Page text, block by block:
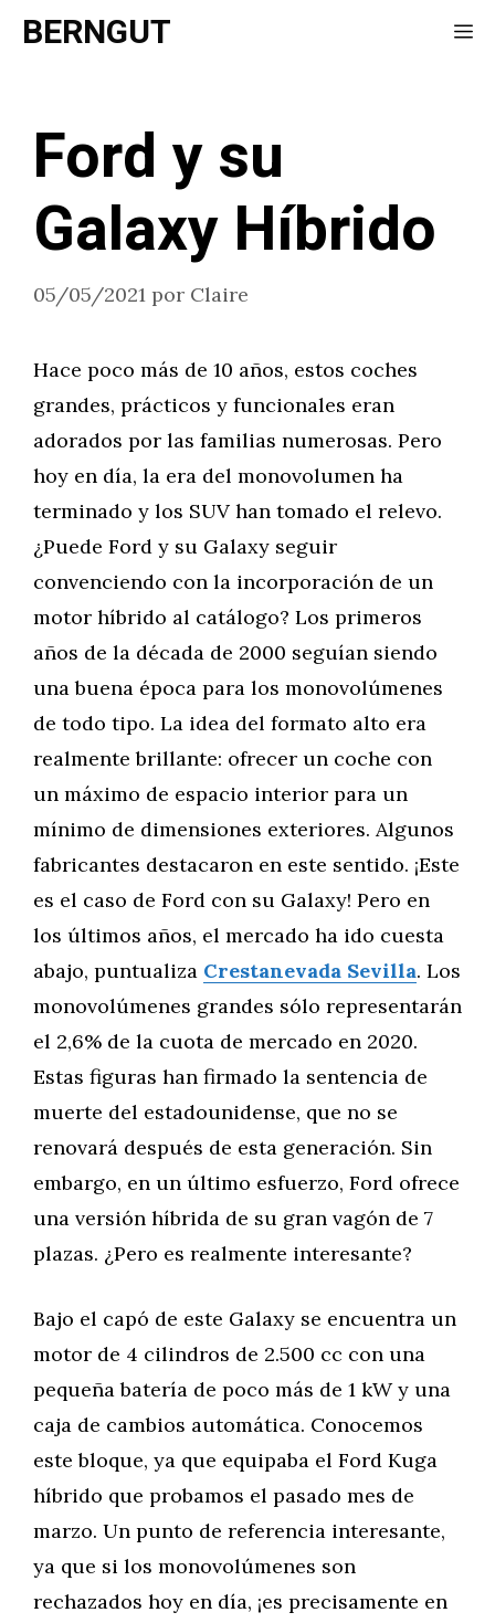
Saltar
BERNGUT
Ford y su
Galaxy Híbrido
05/05/2021 por Claire
Hace poco más de 10 años, estos coches
grandes, prácticos y funcionales eran
adorados por las familias numerosas. Pero
hoy en día, la era del monovolumen ha
terminado y los SUV han tomado el relevo.
¿Puede Ford y su Galaxy seguir
convenciendo con la incorporación de un
motor híbrido al catálogo? Los primeros
años de la década de 2000 seguían siendo
una buena época para los monovolúmenes
de todo tipo. La idea del formato alto era
realmente brillante: ofrecer un coche con
un máximo de espacio interior para un
mínimo de dimensiones exteriores. Algunos
fabricantes destacaron en este sentido. ¡Este
es el caso de Ford con su Galaxy! Pero en
los últimos años, el mercado ha ido cuesta
abajo, puntualiza Crestanevada Sevilla. Los
monovolúmenes grandes sólo representarán
el 2,6% de la cuota de mercado en 2020.
Estas figuras han firmado la sentencia de
muerte del estadounidense, que no se
renovará después de esta generación. Sin
embargo, en un último esfuerzo, Ford ofrece
una versión híbrida de su gran vagón de 7
plazas. ¿Pero es realmente interesante?
Bajo el capó de este Galaxy se encuentra un
motor de 4 cilindros de 2.500 cc con una
pequeña batería de poco más de 1 kW y una
caja de cambios automática. Conocemos
este bloque, ya que equipaba el Ford Kuga
híbrido que probamos el pasado mes de
marzo. Un punto de referencia interesante,
ya que si los monovolúmenes son
rechazados hoy en día, ¡es precisamente en